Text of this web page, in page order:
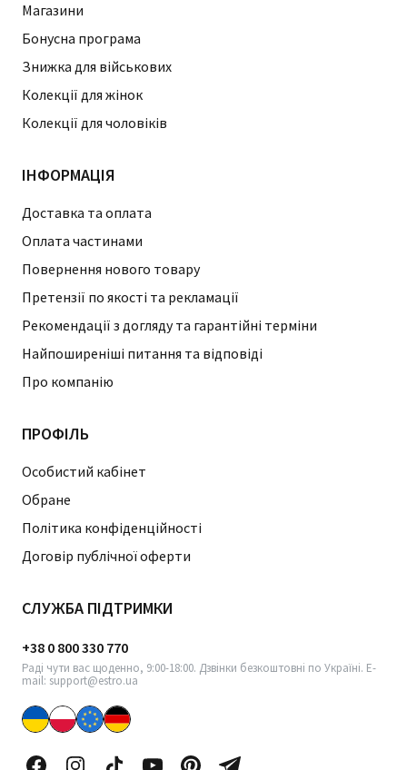
Магазини
Бонусна програма
Знижка для військових
Колекції для жінок
Колекції для чоловіків
ІНФОРМАЦІЯ
Доставка та оплата
Оплата частинами
Повернення нового товару
Претензії по якості та рекламації
Рекомендації з догляду та гарантійні терміни
Найпоширеніші питання та відповіді
Про компанію
ПРОФІЛЬ
Особистий кабінет
Обране
Політика конфіденційності
Договір публічної оферти
СЛУЖБА ПІДТРИМКИ
+38 0 800 330 770
Раді чути вас щоденно, 9:00-18:00. Дзвінки безкоштовні по Україні. E-
mail: support@estro.ua